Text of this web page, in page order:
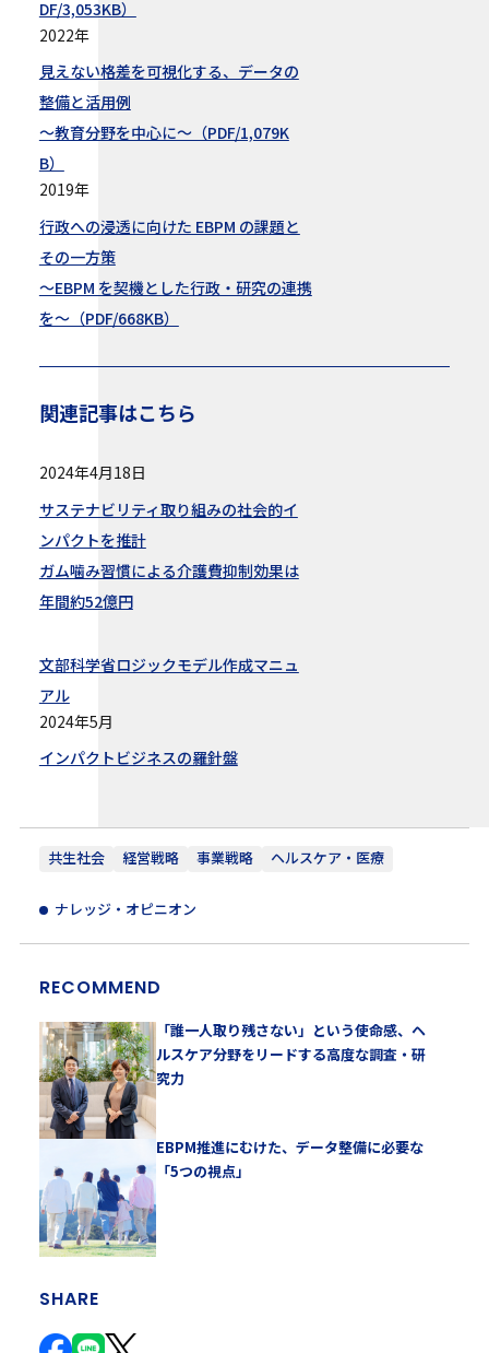
共生社会 経営戦略 事業戦略 ヘルスケア・医療
ナレッジ・オピニオン
RECOMMEND
「誰一人取り残さない」という使命感、ヘ
ルスケア分野をリードする高度な調査・研
究力
EBPM推進にむけた、データ整備に必要な
「5つの視点」
SHARE
DF/3,053KB）
2022年
見えない格差を可視化する、データの
整備と活用例
～教育分野を中心に～（PDF/1,079K
B）
2019年
行政への浸透に向けた EBPM の課題と
その一方策
～EBPM を契機とした行政・研究の連携
を～（PDF/668KB）
関連記事はこちら
2024年4月18日
サステナビリティ取り組みの社会的イ
ンパクトを推計
ガム噛み習慣による介護費抑制効果は
年間約52億円
文部科学省ロジックモデル作成マニュ
アル
2024年5月
インパクトビジネスの羅針盤